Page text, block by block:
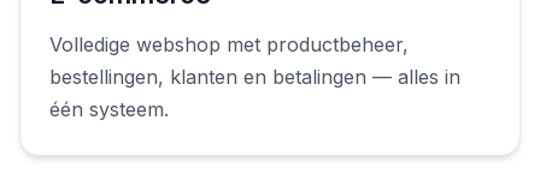
Volledige webshop met productbeheer,
bestellingen, klanten en betalingen — alles in
één systeem.